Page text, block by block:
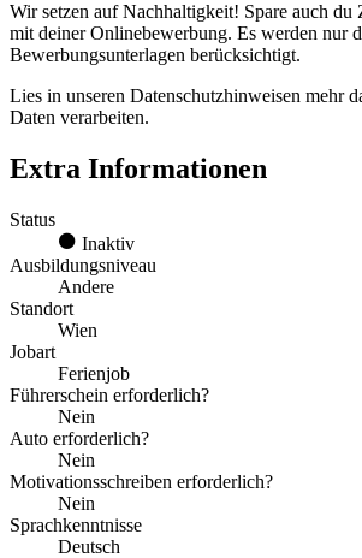
Wir setzen auf Nachhaltigkeit! Spare auch du
mit deiner Onlinebewerbung. Es werden nur
Bewerbungsunterlagen berücksichtigt.
Lies in unseren Datenschutzhinweisen mehr
Daten verarbeiten.
Extra Informationen
Status
Inaktiv
Ausbildungsniveau
Andere
Standort
Wien
Jobart
Ferienjob
Führerschein erforderlich?
Nein
Auto erforderlich?
Nein
Motivationsschreiben erforderlich?
Nein
Sprachkenntnisse
Deutsch